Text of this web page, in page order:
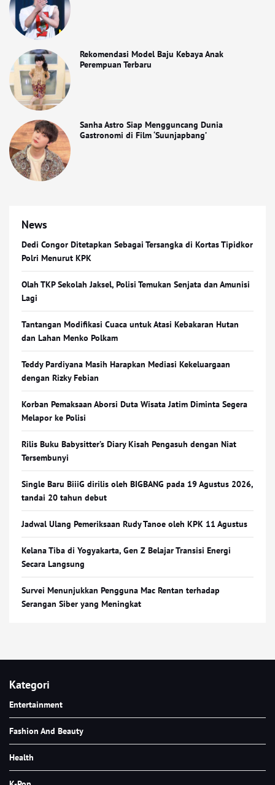
Rekomendasi Model Baju Kebaya Anak
Perempuan Terbaru
Sanha Astro Siap Mengguncang Dunia
Gastronomi di Film ‘Suunjapbang’
News
Dedi Congor Ditetapkan Sebagai Tersangka di Kortas Tipidkor
Polri Menurut KPK
Olah TKP Sekolah Jaksel, Polisi Temukan Senjata dan Amunisi
Lagi
Tantangan Modifikasi Cuaca untuk Atasi Kebakaran Hutan
dan Lahan Menko Polkam
Teddy Pardiyana Masih Harapkan Mediasi Kekeluargaan
dengan Rizky Febian
Korban Pemaksaan Aborsi Duta Wisata Jatim Diminta Segera
Melapor ke Polisi
Rilis Buku Babysitter’s Diary Kisah Pengasuh dengan Niat
Tersembunyi
Single Baru BiiiG dirilis oleh BIGBANG pada 19 Agustus 2026,
tandai 20 tahun debut
Jadwal Ulang Pemeriksaan Rudy Tanoe oleh KPK 11 Agustus
Kelana Tiba di Yogyakarta, Gen Z Belajar Transisi Energi
Secara Langsung
Survei Menunjukkan Pengguna Mac Rentan terhadap
Serangan Siber yang Meningkat
Kategori
Entertainment
Fashion And Beauty
Health